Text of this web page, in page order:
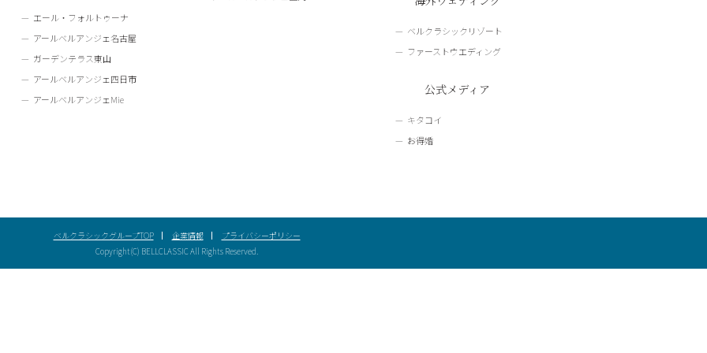
エール・フォルトゥーナ
アールベルアンジェ名古屋
ガーデンテラス東山
アールベルアンジェ四日市
アールベルアンジェMie
ベルクラシックリゾート
ファーストウエディング
公式メディア
キタコイ
お得婚
ベルクラシックグループTOP 企業情報
プライバシーポリシー
Copyright(C) BELLCLASSIC All Rights Reserved.